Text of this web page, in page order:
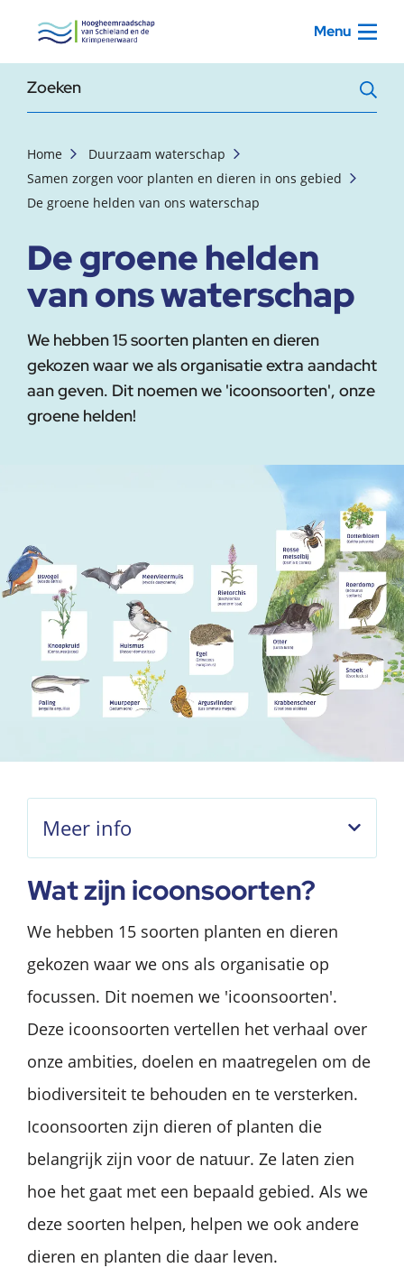
, startpagina Menu
Zoekterm
Home
Duurzaam waterschap
Samen zorgen voor planten en dieren in ons gebied
De groene helden van ons waterschap
De groene helden
van ons waterschap
We hebben 15 soorten planten en dieren
gekozen waar we als organisatie extra aandacht
aan geven. Dit noemen we 'icoonsoorten', onze
groene helden!
Meer info
Wat zijn icoonsoorten?
We hebben 15 soorten planten en dieren
gekozen waar we ons als organisatie op
focussen. Dit noemen we 'icoonsoorten'.
Deze icoonsoorten vertellen het verhaal over
onze ambities, doelen en maatregelen om de
biodiversiteit te behouden en te versterken.
Icoonsoorten zijn dieren of planten die
belangrijk zijn voor de natuur. Ze laten zien
hoe het gaat met een bepaald gebied. Als we
deze soorten helpen, helpen we ook andere
dieren en planten die daar leven.